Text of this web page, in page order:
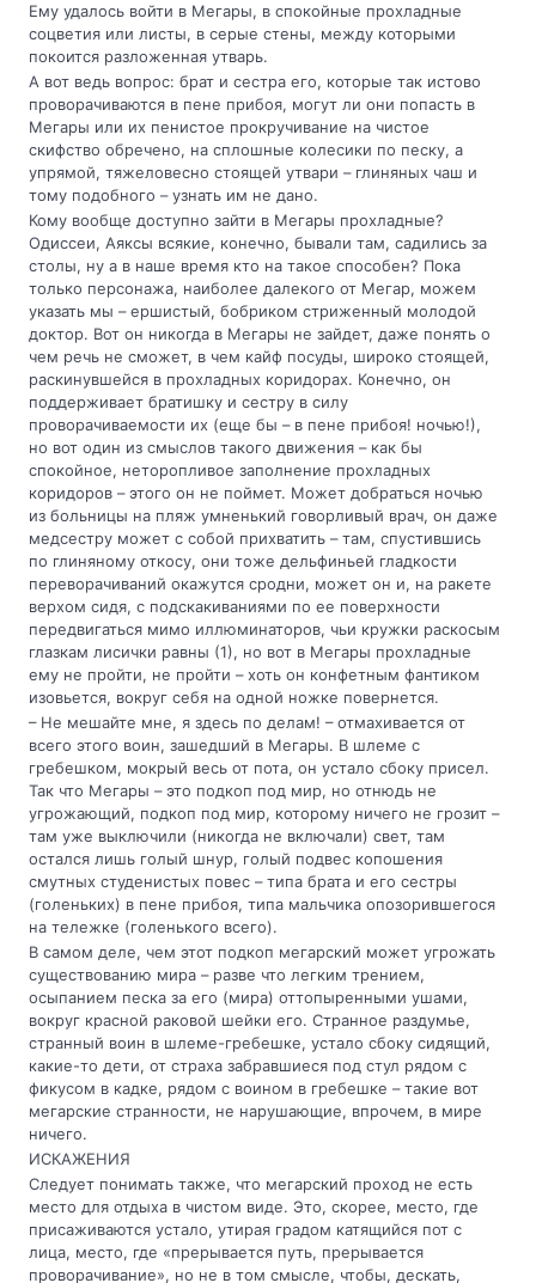
Ему удалось войти в Мегары, в спокойные прохладные
соцветия или листы, в серые стены, между которыми
покоится разложенная утварь.
А вот ведь вопрос: брат и сестра его, которые так истово
проворачиваются в пене прибоя, могут ли они попасть в
Мегары или их пенистое прокручивание на чистое
скифство обречено, на сплошные колесики по песку, а
упрямой, тяжеловесно стоящей утвари – глиняных чаш и
тому подобного – узнать им не дано.
Кому вообще доступно зайти в Мегары прохладные?
Одиссеи, Аяксы всякие, конечно, бывали там, садились за
столы, ну а в наше время кто на такое способен? Пока
только персонажа, наиболее далекого от Мегар, можем
указать мы – ершистый, бобриком стриженный молодой
доктор. Вот он никогда в Мегары не зайдет, даже понять о
чем речь не сможет, в чем кайф посуды, широко стоящей,
раскинувшейся в прохладных коридорах. Конечно, он
поддерживает братишку и сестру в силу
проворачиваемости их (еще бы – в пене прибоя! ночью!),
но вот один из смыслов такого движения – как бы
спокойное, неторопливое заполнение прохладных
коридоров – этого он не поймет. Может добраться ночью
из больницы на пляж умненький говорливый врач, он даже
медсестру может с собой прихватить – там, спустившись
по глиняному откосу, они тоже дельфиньей гладкости
переворачиваний окажутся сродни, может он и, на ракете
верхом сидя, с подскакиваниями по ее поверхности
передвигаться мимо иллюминаторов, чьи кружки раскосым
глазкам лисички равны (1), но вот в Мегары прохладные
ему не пройти, не пройти – хоть он конфетным фантиком
изовьется, вокруг себя на одной ножке повернется.
– Не мешайте мне, я здесь по делам! – отмахивается от
всего этого воин, зашедший в Мегары. В шлеме с
гребешком, мокрый весь от пота, он устало сбоку присел.
Так что Мегары – это подкоп под мир, но отнюдь не
угрожающий, подкоп под мир, которому ничего не грозит –
там уже выключили (никогда не включали) свет, там
остался лишь голый шнур, голый подвес копошения
смутных студенистых повес – типа брата и его сестры
(голеньких) в пене прибоя, типа мальчика опозорившегося
на тележке (голенького всего).
В самом деле, чем этот подкоп мегарский может угрожать
существованию мира – разве что легким трением,
осыпанием песка за его (мира) оттопыренными ушами,
вокруг красной раковой шейки его. Странное раздумье,
странный воин в шлеме-гребешке, устало сбоку сидящий,
какие-то дети, от страха забравшиеся под стул рядом с
фикусом в кадке, рядом с воином в гребешке – такие вот
мегарские странности, не нарушающие, впрочем, в мире
ничего.
ИСКАЖЕНИЯ
Следует понимать также, что мегарский проход не есть
место для отдыха в чистом виде. Это, скорее, место, где
присаживаются устало, утирая градом катящийся пот с
лица, место, где «прерывается путь, прерывается
проворачивание», но не в том смысле, чтобы, дескать,